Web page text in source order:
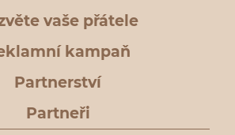
vaše přátele
kampaň
Partnerství
Partneři